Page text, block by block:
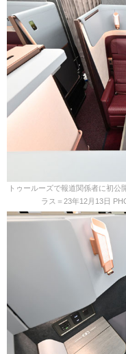
トゥールーズで報道関係者に初公
ラス＝23年12月13日